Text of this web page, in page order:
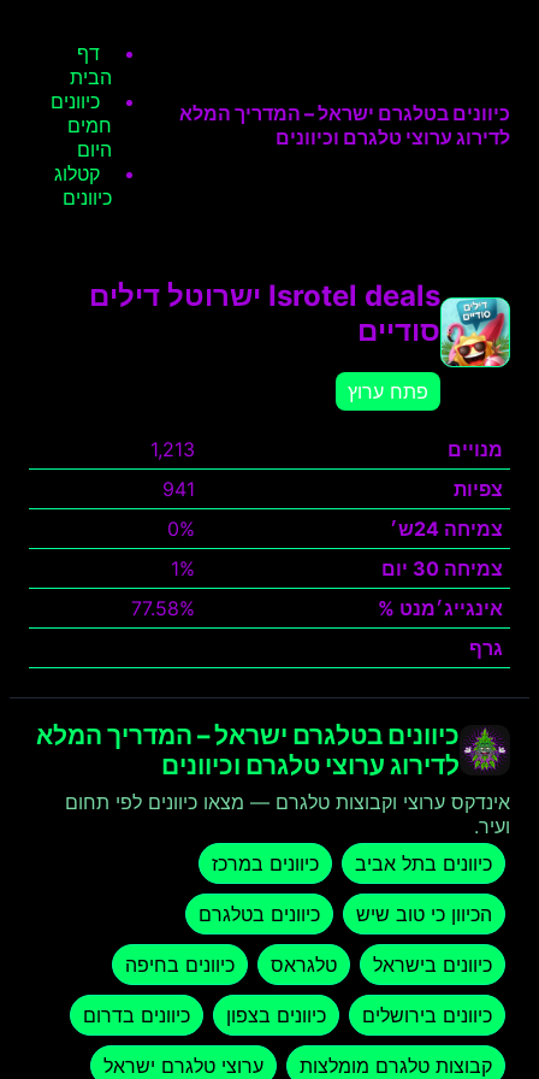
כיוונים בטלגרם ישראל – המדריך המלא
לדירוג ערוצי טלגרם וכיוונים
דף
הבית
כיוונים
חמים
היום
קטלוג
כיוונים
Isrotel deals ישרוטל דילים
סודיים
פתח ערוץ
מנויים
1,213
צפיות
941
צמיחה 24ש׳
0%
צמיחה 30 יום
1%
אינגייג׳מנט %
77.58%
גרף
כיוונים בטלגרם ישראל – המדריך המלא
לדירוג ערוצי טלגרם וכיוונים
אינדקס ערוצי וקבוצות טלגרם — מצאו כיוונים לפי תחום
ועיר.
כיוונים בתל אביב
כיוונים במרכז
הכיוון כי טוב שיש כיוונים בטלגרם
כיוונים בישראל טלגראס כיוונים בחיפה
כיוונים בירושלים כיוונים בצפון כיוונים בדרום
קבוצות טלגרם מומלצות ערוצי טלגרם ישראל